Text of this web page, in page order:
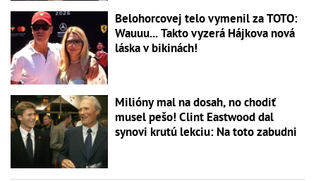
Belohorcovej telo vymenil za TOTO:
Wauuu... Takto vyzerá Hájkova nová
láska v bikinách!
Milióny mal na dosah, no chodiť
musel pešo! Clint Eastwood dal
synovi krutú lekciu: Na toto zabudni